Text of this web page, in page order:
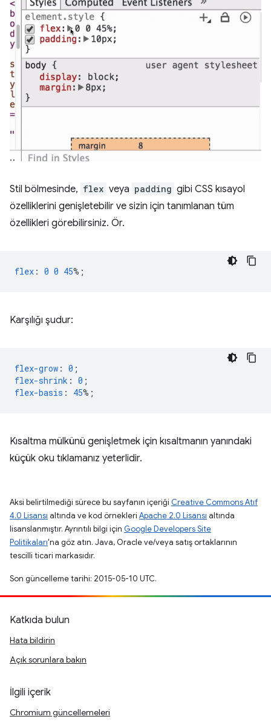
Stil bölmesinde, flex veya padding gibi CSS kısayol
özelliklerini genişletebilir ve sizin için tanımlanan tüm
özellikleri görebilirsiniz. Ör.
flex : 0 0 45%;
Karşılığı şudur:
flex-grow : 0 ;
flex-shrink : 0 ;
flex-basis : 45%;
Kısaltma mülkünü genişletmek için kısaltmanın yanındaki
küçük oku tıklamanız yeterlidir.
Aksi belirtilmediği sürece bu sayfanın içeriği Creative Commons Atıf
4.0 Lisansı altında ve kod örnekleri Apache 2.0 Lisansı altında
lisanslanmıştır. Ayrıntılı bilgi için Google Developers Site
Politikaları'na göz atın. Java, Oracle ve/veya satış ortaklarının
tescilli ticari markasıdır.
Son güncelleme tarihi: 2015-05-10 UTC.
Katkıda bulun
Hata bildirin
Açık sorunlara bakın
İlgili içerik
Chromium güncellemeleri